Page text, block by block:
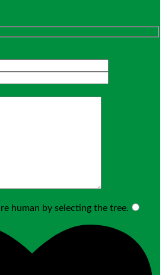
human by selecting the tree.